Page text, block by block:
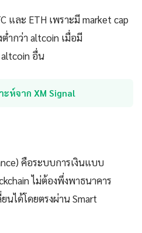
และ ETH เพราะมี market cap
ำกว่า altcoin เมื่อมี
อื่น
ะห์จาก XM Signal
คือระบบการเงินแบบ
ไม่ต้องพึ่งพาธนาคาร
นได้โดยตรงผ่าน Smart